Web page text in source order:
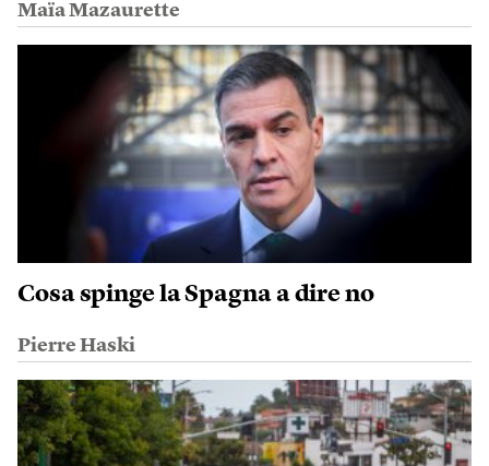
Maïa Mazaurette
Cosa spinge la Spagna a dire no
Pierre Haski